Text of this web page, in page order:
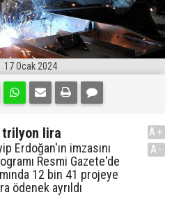
17 Ocak 2024
trilyon lira
Erdoğan'ın imzasını
Resmi Gazete'de
12 bin 41 projeye
ödenek ayrıldı
A+
A-